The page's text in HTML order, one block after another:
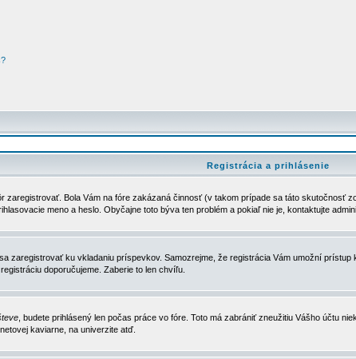
Registrácia a prihlásenie
zaregistrovať. Bola Vám na fóre zakázaná činnosť (v takom prípade sa táto skutočnosť
meno a heslo. Obyčajne toto býva ten problém a pokiaľ nie je, kontaktujte
zaregistrovať ku vkladaniu príspevkov. Samozrejme, že registrácia Vám umožní
doporučujeme. Zaberie to len chvíľu.
, budete prihlásený len počas práce vo fóre. Toto má zabrániť zneužitiu Vášho účtu
kaviarne, na univerzite atď.